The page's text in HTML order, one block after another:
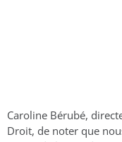
Caroline Bérubé,
Droit, de noter que